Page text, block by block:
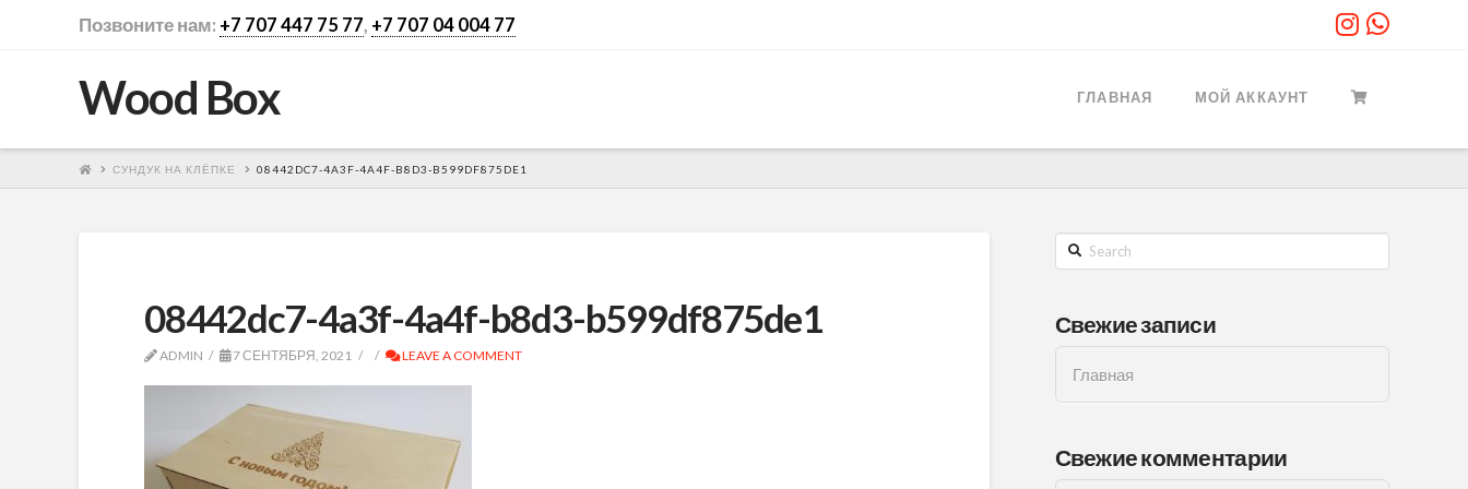
Позвоните нам: +7 707 447 75 77, +7 707 04 004 77
Wood Box ГЛАВНАЯ МОЙ АККАУНТ
СУНДУК НА КЛЁПКЕ 08442DC7-4A3F-4A4F-B8D3-B599DF875DE1
08442dc7-4a3f-4a4f-b8d3-b599df875de1
ADMIN 7 СЕНТЯБРЯ, 2021 LEAVE A COMMENT
Search
Свежие записи
Главная
Свежие комментарии